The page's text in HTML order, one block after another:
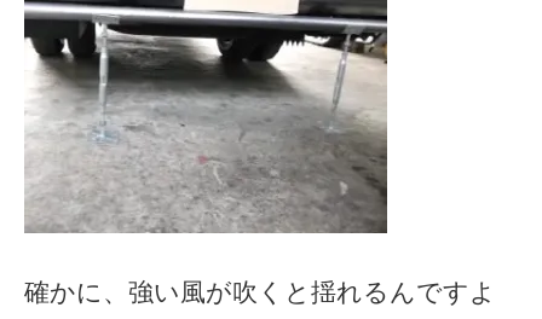
確かに、強い風が吹くと揺れるんですよ